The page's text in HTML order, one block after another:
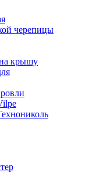
черепицы
крышу